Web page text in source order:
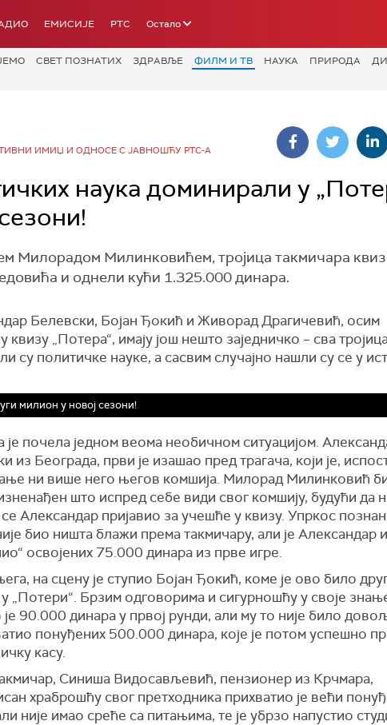
ЕМИСИЈЕ РТС Остало
СВЕТ ПОЗНАТИХ ЗДРАВЉЕ ФИЛМ И ТВ НАУКА ПРИРОДА
ИМИЏ И ОДНОСЕ С ЈАВНОШЋУ РТС-А
наука доминирали у
Милорадом Милинковићем, тројица такмичара
и однели кући 1.325.000 динара.
Белевски, Бојан Ђокић и Живорад Драгичевић, осим
квизу „Потера“, имају још нешто заједничко – сва
су политичке науке, а сасвим случајно нашли су се у
милион у новој сезони!
је почела једном веома необичном ситуацијом.
из Београда, први је изашао пред трагача, који је,
ни више него његов комшија. Милорад Милинковић
што испред себе види свог комшију, будући да
Александар пријавио за учешће у квизу. Упркос
био ништа блажи према такмичару, али је Александар
освојених 75.000 динара из прве игре.
на сцену је ступио Бојан Ђокић, коме је ово било
„Потери“. Брзим одговорима и сигурношћу у своје
је 90.000 динара у првој рунди, али му то није било
понуђених 500.000 динара, које је потом успешно
касу.
Синиша Видосављевић, пензионер из Крчмара,
храброшћу свог претходника прихватио је већи
није имао среће са питањима, те је убрзо напустио